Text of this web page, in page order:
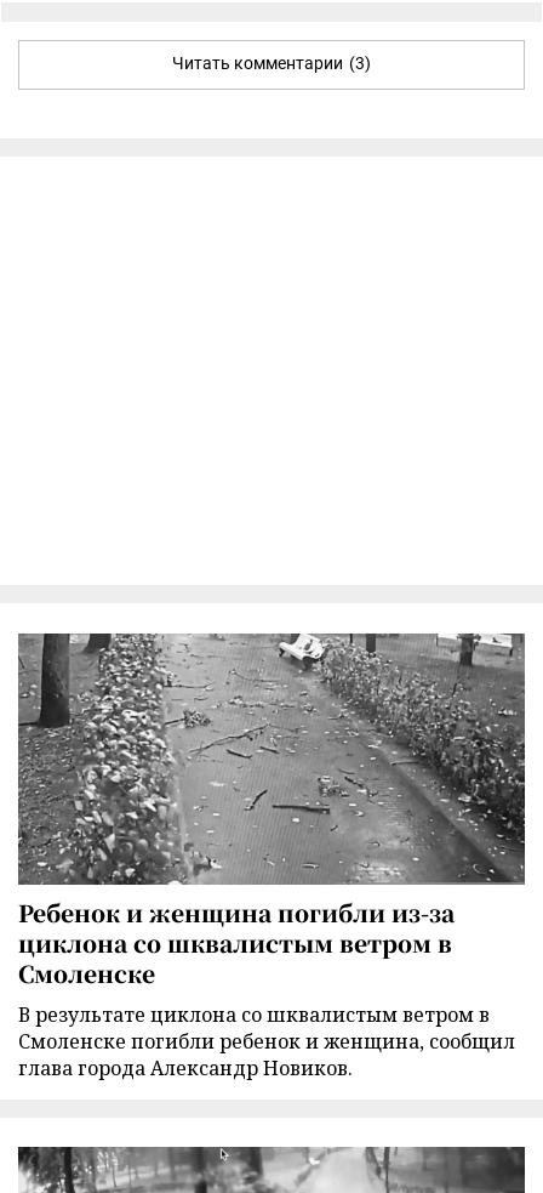
Читать комментарии (3)
Ребенок и женщина погибли из-за
циклона со шквалистым ветром в
Смоленске
В результате циклона со шквалистым ветром в
Смоленске погибли ребенок и женщина, сообщил
глава города Александр Новиков.